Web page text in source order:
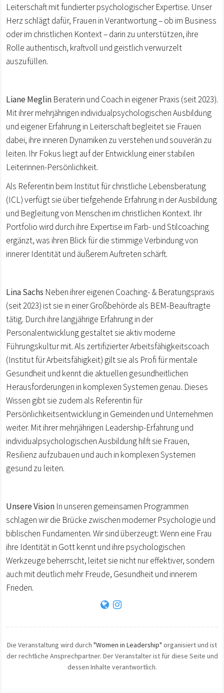
Leiterschaft mit fundierter psychologischer Expertise. Unser
Herz schlägt dafür, Frauen in Verantwortung – ob im Business
oder im christlichen Kontext – darin zu unterstützen, ihre
Rolle authentisch, kraftvoll und geistlich verwurzelt
auszufüllen.
Liane Meglin Beraterin und Coach in eigener Praxis (seit 2023).
Mit ihrer mehrjährigen individualpsychologischen Ausbildung
und eigener Erfahrung in Leiterschaft begleitet sie Frauen
dabei, ihre inneren Dynamiken zu verstehen und souverän zu
leiten. Ihr Fokus liegt auf der Entwicklung einer stabilen
Leiterinnen-Persönlichkeit.
Als Referentin beim Institut für christliche Lebensberatung
(ICL)verfügt sie über tiefgehende Erfahrung in der Ausbildung
und Begleitung von Menschen im christlichen Kontext. Ihr
Portfolio wird durch ihre Expertise im Farb- und Stilcoaching
ergänzt, was ihren Blick für die stimmige Verbindung von
innerer Identität und äußerem Auftreten schärft.
Lina Sachs Neben ihrer eigenen Coaching- & Beratungspraxis
(seit 2023) ist sie in einer Großbehörde als BEM-Beauftragte
tätig. Durch ihre langjährige Erfahrung in der
Personalentwicklung gestaltet sie aktiv moderne
Führungskultur mit. Als zertifizierter Arbeitsfähigkeitscoach
(Institut für Arbeitsfähigkeit) gilt sie als Profi für mentale
Gesundheit und kennt die aktuellen gesundheitlichen
Herausforderungen in komplexen Systemen genau. Dieses
Wissen gibt sie zudem als Referentin für
Persönlichkeitsentwicklung in Gemeinden und Unternehmen
weiter. Mit ihrer mehrjährigen Leadership-Erfahrung und
individualpsychologischen Ausbildung hilft sie Frauen,
Resilienz aufzubauen und auch in komplexen Systemen
gesund zu leiten.
Unsere Vision In unseren gemeinsamen Programmen
schlagen wir die Brücke zwischen moderner Psychologie und
biblischen Fundamenten. Wir sind überzeugt: Wenn eine Frau
ihre Identität in Gott kennt und ihre psychologischen
Werkzeuge beherrscht, leitet sie nicht nur effektiver, sondern
auch mit deutlich mehr Freude, Gesundheit und innerem
Frieden.
Die Veranstaltung wird durch "Women in Leadership" organisiert und ist
der rechtliche Ansprechpartner. Der Veranstalter ist für diese Seite und
dessen Inhalte verantwortlich.